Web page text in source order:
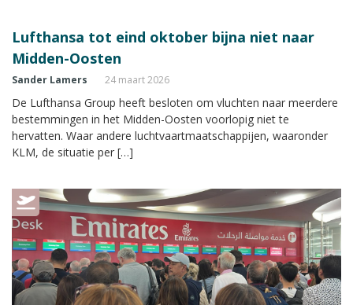
Lufthansa tot eind oktober bijna niet naar
Midden-Oosten
Sander Lamers 24 maart 2026
De Lufthansa Group heeft besloten om vluchten naar meerdere
bestemmingen in het Midden-Oosten voorlopig niet te
hervatten. Waar andere luchtvaartmaatschappijen, waaronder
KLM, de situatie per […]